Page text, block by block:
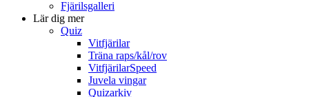
Fjärilsgalleri
Lär dig mer
Quiz
Vitfjärilar
Träna raps/kål/rov
VitfjärilarSpeed
Juvela vingar
Quizarkiv